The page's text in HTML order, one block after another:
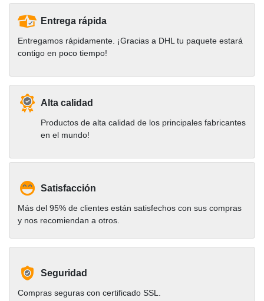
Entrega rápida
Entregamos rápidamente. ¡Gracias a DHL tu paquete estará
contigo en poco tiempo!
Alta calidad
Productos de alta calidad de los principales fabricantes
en el mundo!
Satisfacción
Más del 95% de clientes están satisfechos con sus compras
y nos recomiendan a otros.
Seguridad
Compras seguras con certificado SSL.